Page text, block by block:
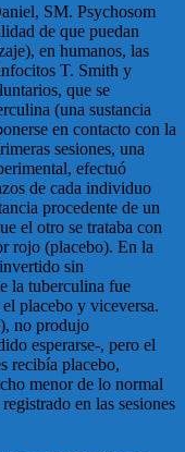
SM. Psychosom
de que puedan
en humanos, las
T. Smith y
que se
(una sustancia
en contacto con la
sesiones, una
efectuó
de cada individuo
procedente de un
el otro se trataba con
rojo (placebo). En la
sin
la tuberculina fue
placebo y viceversa.
no produjo
esperarse-, pero el
recibía placebo,
menor de lo normal
en las sesiones